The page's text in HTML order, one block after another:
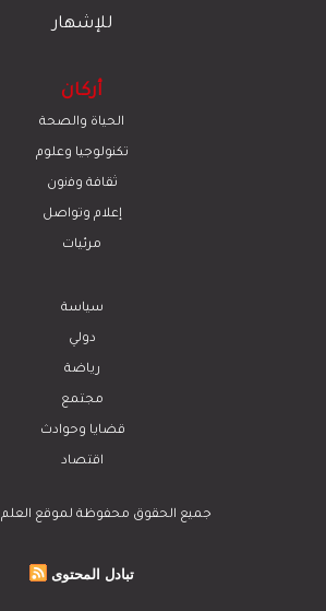
للإشهار
أركان
الحياة والصحة
تكنولوجيا وعلوم
ﺛﻘﺎﻓﺔ وﻓﻧون
إعلام وتواصل
مرئيات
سياسة
دولي
رياضة
مجتمع
قضايا وحوادث
اقتصاد
© 2023 جميع الحقوق محفوظة لموقع العلم
تبادل المحتوى